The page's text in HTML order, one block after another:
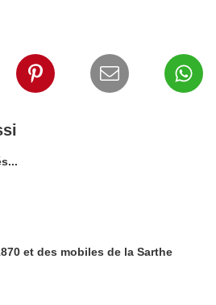
et des mobiles de la Sarthe